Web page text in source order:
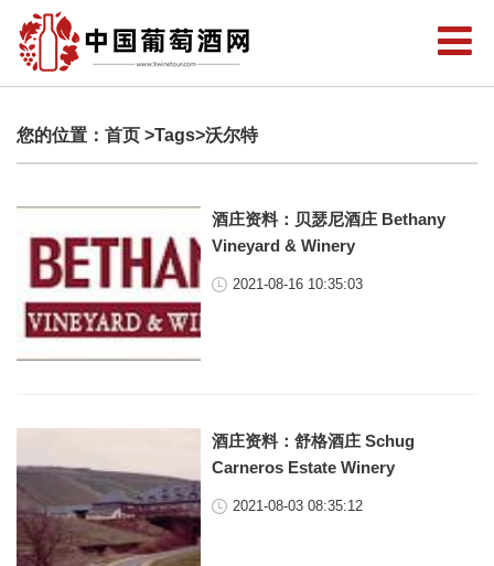
您的位置： 首页 >Tags>沃尔特
酒庄资料：贝瑟尼酒庄 Bethany
Vineyard & Winery
2021-08-16 10:35:03
酒庄资料：舒格酒庄 Schug
Carneros Estate Winery
2021-08-03 08:35:12